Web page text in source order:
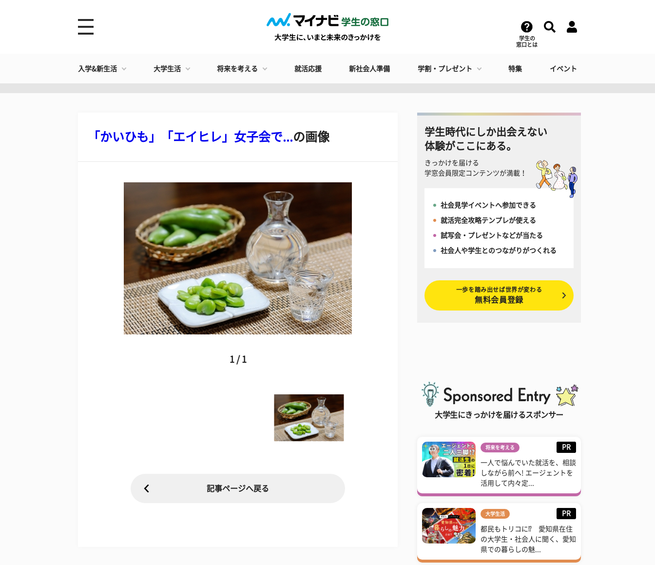
学生の
窓口とは
入学&新生活 大学生活 将来を考える 就活応援 新社会人準備 学割・プレゼント 特集 イベント
​「かいひも」「エイヒレ」女子会で...の画像
1 / 1
記事ページへ戻る
学生時代にしか出会えない
体験がここにある。
きっかけを届ける
学窓会員限定コンテンツが満載！
社会見学イベントへ参加できる
就活完全攻略テンプレが使える
試写会・プレゼントなどが当たる
社会人や学生とのつながりがつくれる
一歩を踏み出せば世界が変わる
無料会員登録
大学生にきっかけを届けるスポンサー
将来を考える PR
一人で悩んでいた就活を、相談
しながら前へ! エージェントを
活用して内々定...
大学生活 PR
都民もトリコに⁉ 愛知県在住
の大学生・社会人に聞く、愛知
県での暮らしの魅...